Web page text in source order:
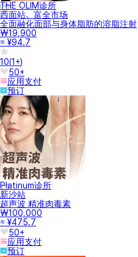
THE OLIM诊所
西面站、富全市场
全面融化面部与身体脂肪的溶脂注射
₩19,900
≈ ¥94.7
10(1+)
50+
应用支付
预订
Platinum诊所
新沙站
超声波 精准肉毒素
₩100,000
≈ ¥475.7
50+
应用支付
预订